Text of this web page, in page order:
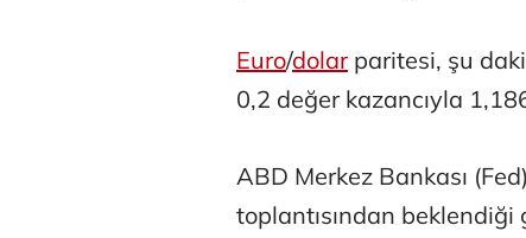
Euro/dolarparitesi, şu
0,2 değer kazancıyla
ABD Merkez Bankası
toplantısından beklendiği